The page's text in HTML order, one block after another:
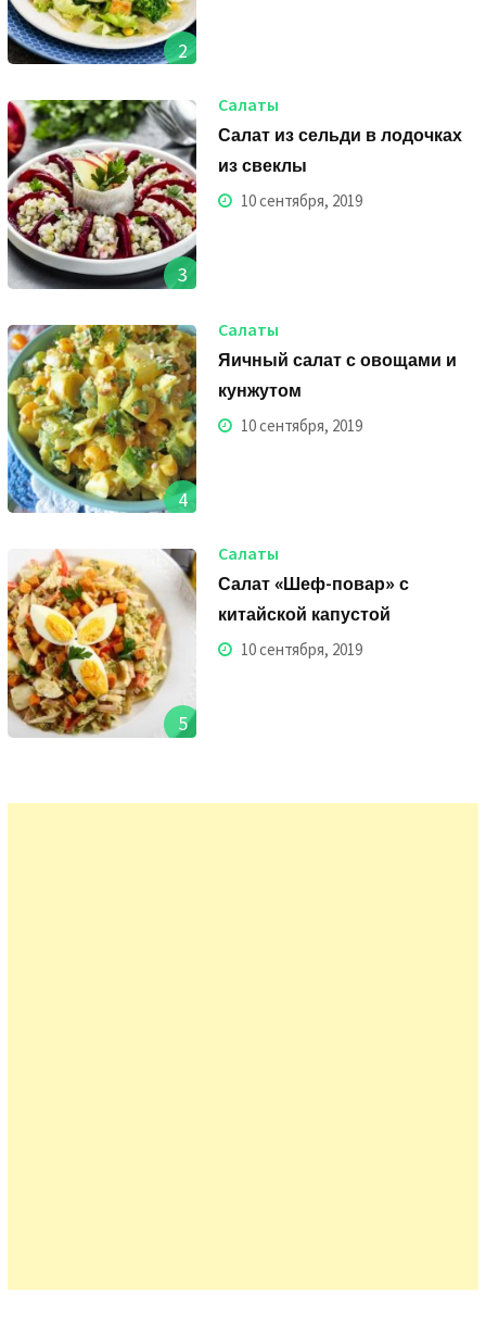
2
3
Салаты
Салат из сельди в лодочках
из свеклы
10 сентября, 2019
4
Салаты
Яичный салат с овощами и
кунжутом
10 сентября, 2019
5
Салаты
Салат «Шеф-повар» с
китайской капустой
10 сентября, 2019